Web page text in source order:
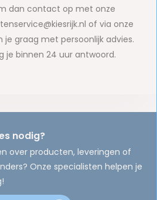
dan contact op met onze
of via onze
graag met persoonlijk advies.
je binnen 24 uur antwoord.
nodig?
over producten, leveringen of
Onze specialisten helpen je